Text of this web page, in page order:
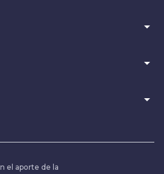
arrow_drop_down
arrow_drop_down
arrow_drop_down
el aporte de la